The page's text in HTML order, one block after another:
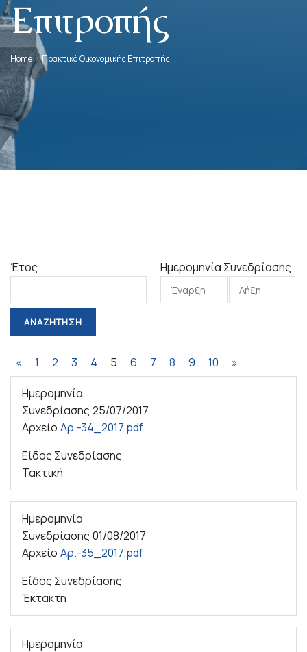
Επιτροπής
Home Πρακτικά Οικονομικής Επιτροπής
Έτος Ημερομηνία Συνεδρίασης
« 1 2 3 4 5 6 7 8 9 10 »
Ημερομηνία
Συνεδρίασης 25/07/2017
Αρχείο Αρ.-34_2017.pdf
Είδος Συνεδρίασης
Τακτική
Ημερομηνία
Συνεδρίασης 01/08/2017
Αρχείο Αρ.-35_2017.pdf
Είδος Συνεδρίασης
Έκτακτη
Ημερομηνία